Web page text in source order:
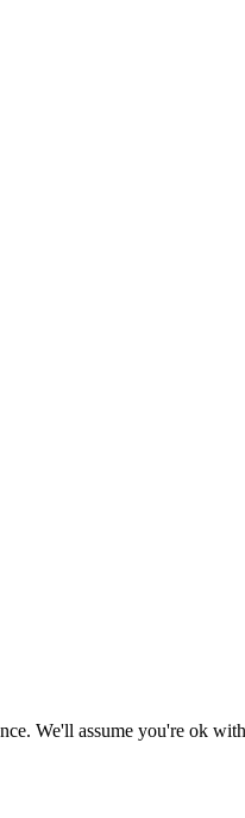
We'll assume you're ok